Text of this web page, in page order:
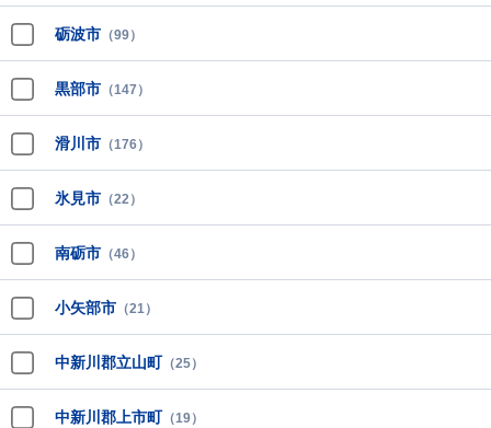
砺波市 （99）
黒部市 （147）
滑川市 （176）
氷見市 （22）
南砺市 （46）
小矢部市 （21）
中新川郡立山町 （25）
中新川郡上市町 （19）